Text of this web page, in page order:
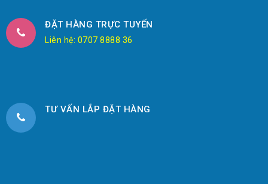
ĐẶT HÀNG TRỰC TUYẾN
Liên hệ: 0707 8888 36
TƯ VẤN LẮP ĐẶT HÀNG